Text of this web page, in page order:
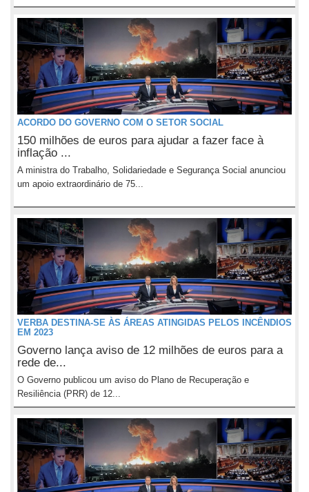
ACORDO DO GOVERNO COM O SETOR SOCIAL
150 milhões de euros para ajudar a fazer face à
inflação ...
A ministra do Trabalho, Solidariedade e Segurança Social anunciou
um apoio extraordinário de 75...
VERBA DESTINA-SE ÀS ÁREAS ATINGIDAS PELOS INCÊNDIOS
EM 2023
Governo lança aviso de 12 milhões de euros para a
rede de...
O Governo publicou um aviso do Plano de Recuperação e
Resiliência (PRR) de 12...